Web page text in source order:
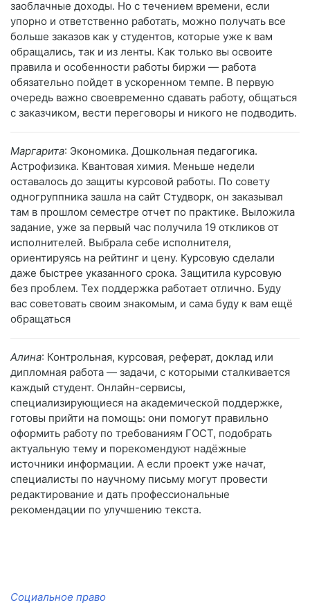
заоблачные доходы. Но с течением времени, если
упорно и ответственно работать, можно получать все
больше заказов как у студентов, которые уже к вам
обращались, так и из ленты. Как только вы освоите
правила и особенности работы биржи — работа
обязательно пойдет в ускоренном темпе. В первую
очередь важно своевременно сдавать работу, общаться
с заказчиком, вести переговоры и никого не подводить.
Маргарита: Экономика. Дошкольная педагогика.
Астрофизика. Квантовая химия. Меньше недели
оставалось до защиты курсовой работы. По совету
одногруппника зашла на сайт Студворк, он заказывал
там в прошлом семестре отчет по практике. Выложила
задание, уже за первый час получила 19 откликов от
исполнителей. Выбрала себе исполнителя,
ориентируясь на рейтинг и цену. Курсовую сделали
даже быстрее указанного срока. Защитила курсовую
без проблем. Тех поддержка работает отлично. Буду
вас советовать своим знакомым, и сама буду к вам ещё
обращаться
Алина: Контрольная, курсовая, реферат, доклад или
дипломная работа — задачи, с которыми сталкивается
каждый студент. Онлайн-сервисы,
специализирующиеся на академической поддержке,
готовы прийти на помощь: они помогут правильно
оформить работу по требованиям ГОСТ, подобрать
актуальную тему и порекомендуют надёжные
источники информации. А если проект уже начат,
специалисты по научному письму могут провести
редактирование и дать профессиональные
рекомендации по улучшению текста.
Социальное право